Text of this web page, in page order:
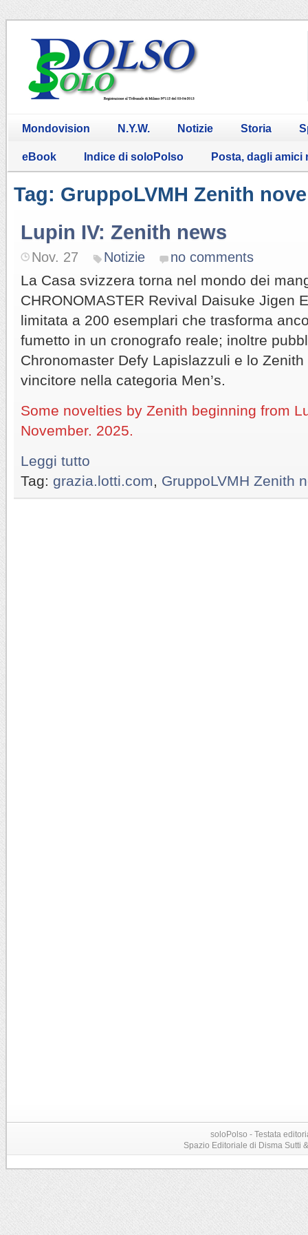
Mondovision N.Y.W. Notizie Storia
eBook Indice di soloPolso Posta, dagli amici
Tag: GruppoLVMH Zenith
Lupin IV: Zenith news
Nov. 27 Notizie no comments
La Casa svizzera torna nel mondo dei
CHRONOMASTER Revival Daisuke Jigen
limitata a 200 esemplari che trasforma
fumetto in un cronografo reale; inoltre
Chronomaster Defy Lapislazzuli e lo Zenith
vincitore nella categoria Men’s.
Some novelties by Zenith beginning from
November. 2025.
Leggi tutto
Tag: grazia.lotti.com GruppoLVMH Zenith
soloPolso - Testata
Spazio Editoriale di Disma Sutti